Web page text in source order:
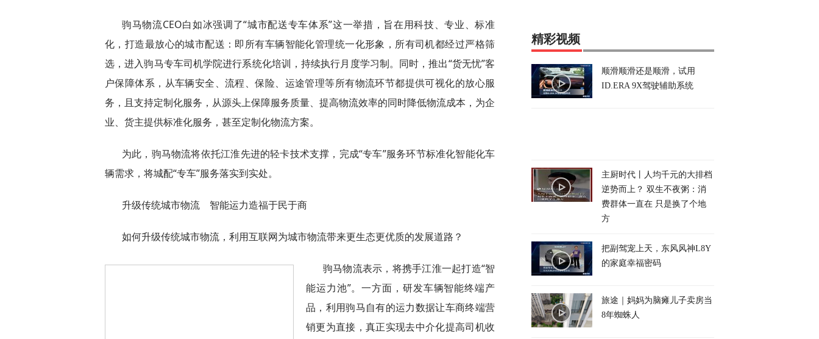
驹马物流CEO白如冰强调了“城市配送专车体系”这一举措，旨在用科技、专业、标准
化，打造最放心的城市配送：即所有车辆智能化管理统一化形象，所有司机都经过严格筛
选，进入驹马专车司机学院进行系统化培训，持续执行月度学习制。同时，推出“货无忧”客
户保障体系，从车辆安全、流程、保险、运途管理等所有物流环节都提供可视化的放心服
务，且支持定制化服务，从源头上保障服务质量、提高物流效率的同时降低物流成本，为企
业、货主提供标准化服务，甚至定制化物流方案。
为此，驹马物流将依托江淮先进的轻卡技术支撑，完成“专车”服务环节标准化智能化车
辆需求，将城配“专车”服务落实到实处。
升级传统城市物流 智能运力造福于民于商
如何升级传统城市物流，利用互联网为城市物流带来更生态更优质的发展道路？
驹马物流表示，将携手江淮一起打造“智
能运力池”。一方面，研发车辆智能终端产
品，利用驹马自有的运力数据让车商终端营
销更为直接，真正实现去中介化提高司机收
精彩视频
顺滑顺滑还是顺滑，试用
ID.ERA 9X驾驶辅助系统
主厨时代丨人均千元的大排档
逆势而上？ 双生不夜粥：消
费群体一直在 只是换了个地
方
把副驾宠上天，东风风神L8Y
的家庭幸福密码
旅途｜妈妈为脑瘫儿子卖房当
8年蜘蛛人